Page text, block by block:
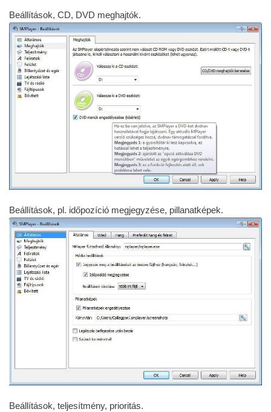
Beállítások, CD, DVD meghajtók.
Beállítások, pl. időpozíció megjegyzése, pillanatképek.
Beállítások, teljesítmény, prioritás.